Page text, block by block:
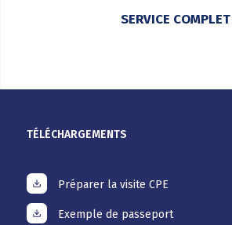
SERVICE COMPLET
TÉLÉCHARGEMENTS
Préparer la visite CPE
Exemple de passeport